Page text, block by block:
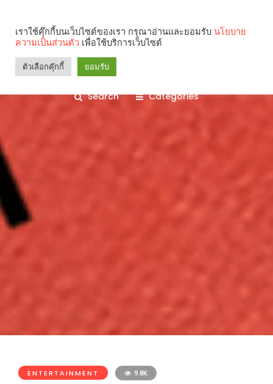
Search Categories
ENTERTAINMENT 9.8K
เราใช้คุ๊กกี้บนเว็บไซต์ของเรา กรุณาอ่านและยอมรับ นโยบาย
ความเป็นส่วนตัว เพื่อใช้บริการเว็บไซต์
ตัวเลือกคุ๊กกี้ ยอมรับ